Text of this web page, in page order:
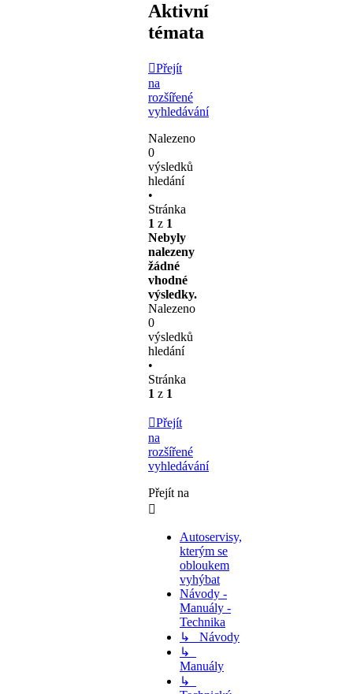
Aktivní
témata
Přejít
na
rozšířené
vyhledávání
Nalezeno
0
výsledků
hledání
•
Stránka
1 z 1
Nebyly
nalezeny
žádné
vhodné
výsledky.
Nalezeno
0
výsledků
hledání
•
Stránka
1 z 1
Přejít
na
rozšířené
vyhledávání
Přejít na
Autoservisy,
kterým se
obloukem
vyhýbat
Návody -
Manuály -
Technika
↳ Návody
↳
Manuály
↳